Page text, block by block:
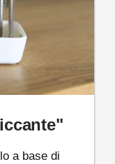
a base di